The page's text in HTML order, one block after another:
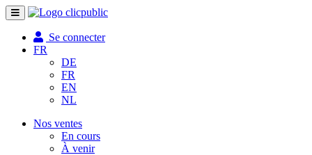
Toggle
navigation
Se connecter
FR
DE
FR
EN
NL
Nos ventes
En cours
À venir